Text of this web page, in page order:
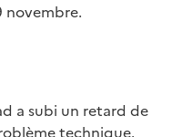
novembre.
a subi un retard de
technique.